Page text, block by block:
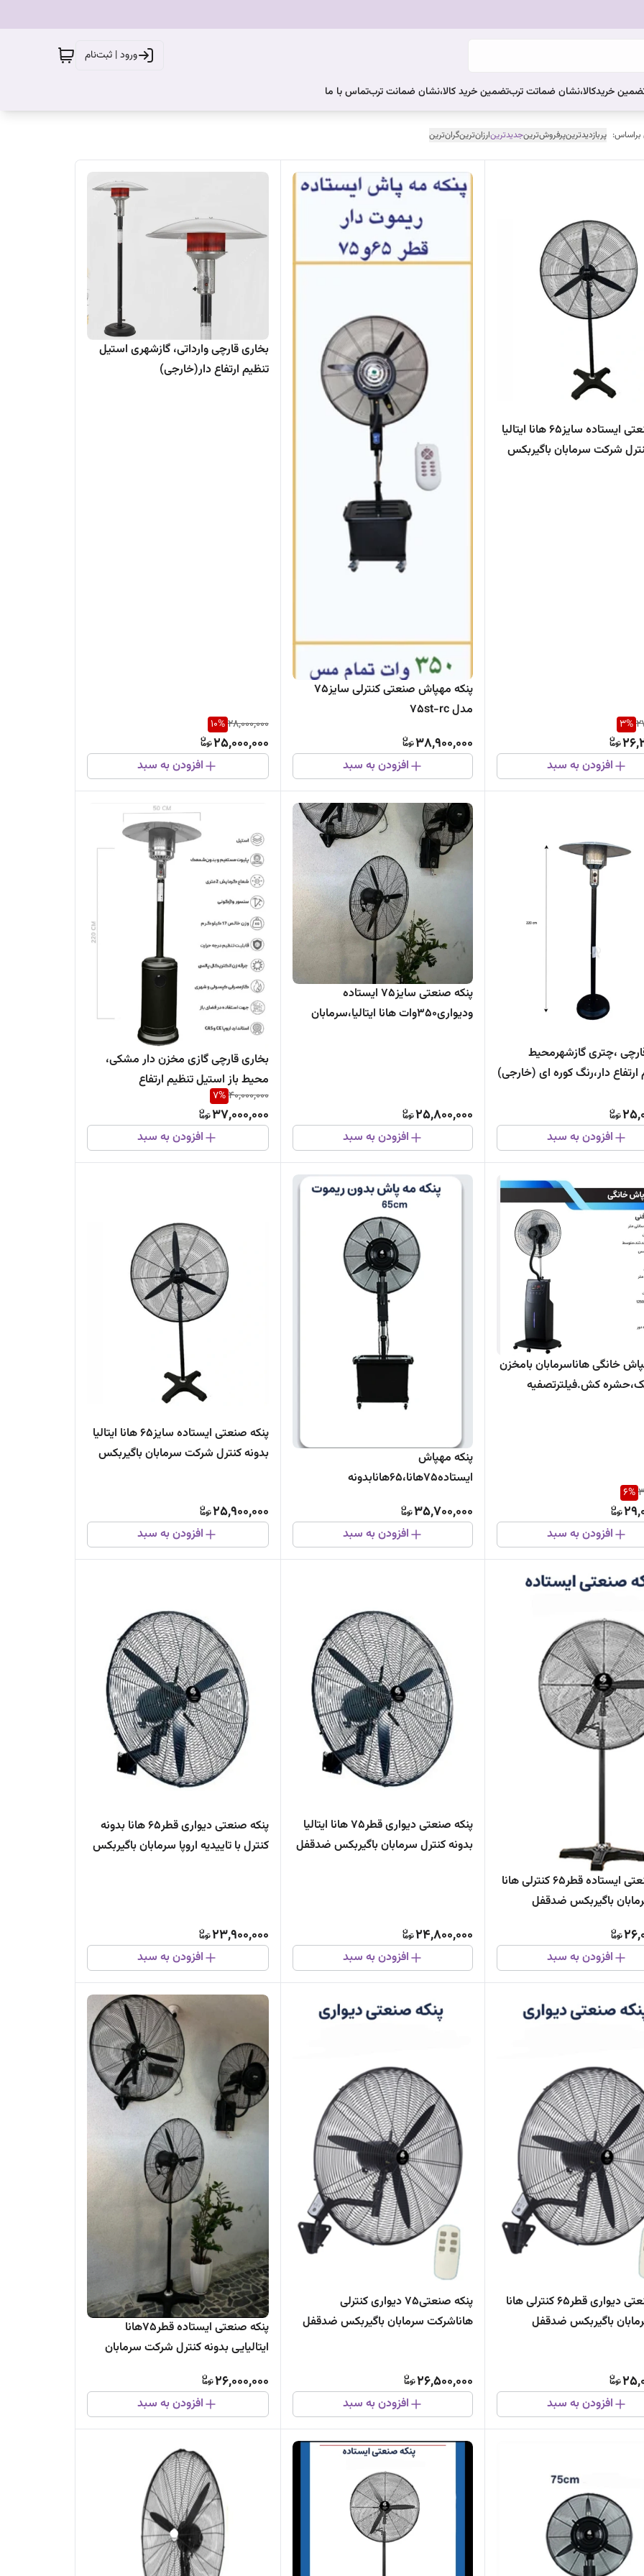
ورود | ثبت‌نام
خریدکالا،نشان ضماتت تربتضمین خرید کالا،نشان ضمانت تربتماس با ما
پربازدیدترینپرفروش‌ترینجدیدترینارزان‌ترینگران‌ترین
پنکه صنعتی ایستاده سایز۶۵ هانا ایتالیا
شرکت سرمابان باگیربکس
3%
افزودن به سبد
پنکه مهپاش صنعتی کنترلی سایز۷۵
مدل 75st-rc
38,900,000
افزودن به سبد
بخاری قارچی وارداتی، گازشهری استیل
تنظیم ارتفاع دار(خارجی)
28,000,000
10%
25,000,000
افزودن به سبد
،چتری گازشهرمحیط
ارتفاع دار،رنگ کوره ای (خارجی)
افزودن به سبد
پنکه صنعتی سایز۷۵ ایستاده
ودیواری۳۵۰وات هانا ایتالیا،سرمابان
25,800,000
افزودن به سبد
بخاری قارچی گازی مخزن دار مشکی،
محیط باز استیل تنظیم ارتفاع
دار،وارداتی.
40,000,000
7%
37,000,000
افزودن به سبد
خانگی هاناسرمابان بامخزن
کش.فیلترتصفیه
6%
افزودن به سبد
پنکه مهپاش
ایستاده۷۵هانا،۶۵هانابدونه
35,700,000
افزودن به سبد
پنکه صنعتی ایستاده سایز۶۵ هانا ایتالیا
بدونه کنترل شرکت سرمابان باگیربکس
25,900,000
افزودن به سبد
پنکه صنعتی ایستاده قطر۶۵ کنترلی هانا
باگیربکس ضدقفل
افزودن به سبد
پنکه صنعتی دیواری قطر۷۵ هانا ایتالیا
بدونه کنترل سرمابان باگیربکس ضدقفل
24,800,000
افزودن به سبد
پنکه صنعتی دیواری قطر۶۵ هانا بدونه
کنترل با تاییدیه اروپا سرمابان باگیربکس
23,900,000
افزودن به سبد
پنکه صنعتی دیواری قطر۶۵ کنترلی هانا
باگیربکس ضدقفل
افزودن به سبد
پنکه صنعتی۷۵ دیواری کنترلی
هاناشرکت سرمابان باگیربکس ضدقفل
26,500,000
افزودن به سبد
پنکه صنعتی ایستاده قطر۷۵هانا
ایتالیایی بدونه کنترل شرکت سرمابان
26,000,000
افزودن به سبد